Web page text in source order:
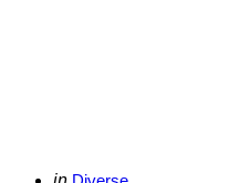
Categories
Posted